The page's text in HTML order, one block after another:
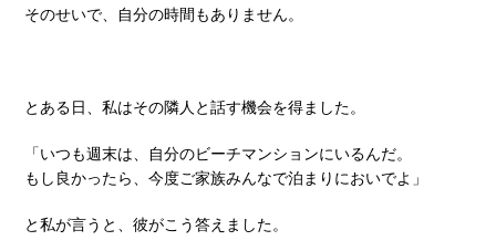
そのせいで、自分の時間もありません。
とある日、私はその隣人と話す機会を得ました。
「いつも週末は、自分のビーチマンションにいるんだ。
もし良かったら、今度ご家族みんなで泊まりにおいでよ」
と私が言うと、彼がこう答えました。